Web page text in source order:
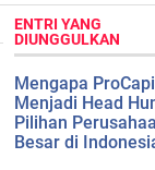
ENTRI YANG
DIUNGGULKAN
Mengapa
Menjadi Head
Pilihan
Besar di